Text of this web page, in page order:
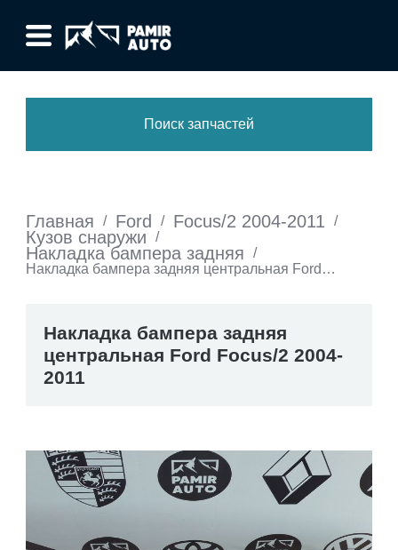
Поиск запчастей
Главная / Ford / Focus/2 2004-2011 /
Кузов снаружи /
Накладка бампера задняя
/
Накладка бампера задняя центральная Ford
Накладка бампера задняя
центральная Ford Focus/2 2004-
2011